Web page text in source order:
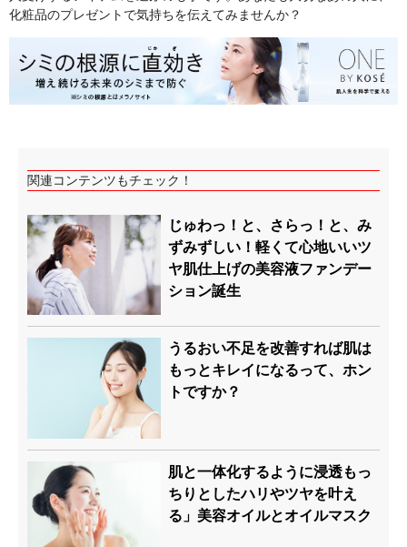
化粧品のプレゼントで気持ちを伝えてみませんか？
関連コンテンツもチェック！
じゅわっ！と、さらっ！と、み
ずみずしい！軽くて心地いいツ
ヤ肌仕上げの美容液ファンデー
ション誕生
うるおい不足を改善すれば肌は
もっとキレイになるって、ホン
トですか？
肌と一体化するように浸透もっ
ちりとしたハリやツヤを叶え
る」美容オイルとオイルマスク